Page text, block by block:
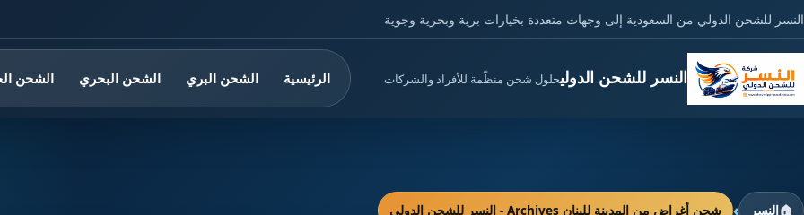
النسر للشحن الدولي من السعودية إلى وجهات متعددة بخيارات برية وبحرية وجوية
النسر للشحن الدوليحلول شحن منظّمة للأفراد والشركات الرئيسية الشحن البري الشحن البحري الشحن
🏠النسر › شحن أغراض من المدينة للبنان Archives - النسر للشحن الدولي